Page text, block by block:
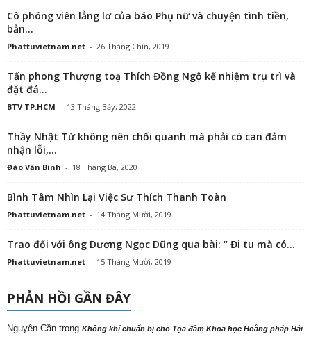
Cô phóng viên lẳng lơ của báo Phụ nữ và chuyện tình tiền,
bản...
Phattuvietnam.net - 26 Tháng Chín, 2019
Tấn phong Thượng toạ Thích Đồng Ngộ kế nhiệm trụ trì và
đặt đá...
BTV TP.HCM - 13 Tháng Bảy, 2022
Thầy Nhật Từ không nên chối quanh mà phải có can đảm
nhận lỗi,...
Đào Văn Bình - 18 Tháng Ba, 2020
Bình Tâm Nhìn Lại Việc Sư Thích Thanh Toàn
Phattuvietnam.net - 14 Tháng Mười, 2019
Trao đổi với ông Dương Ngọc Dũng qua bài: “ Đi tu mà có...
Phattuvietnam.net - 15 Tháng Mười, 2019
PHẢN HỒI GẦN ĐÂY
Nguyên Cần trong Không khí chuẩn bị cho Tọa đàm Khoa học Hoằng pháp Hải